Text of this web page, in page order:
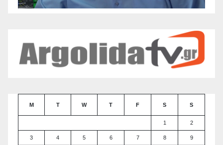
M T W T F S S
1 2
3 4 5 6 7 8 9